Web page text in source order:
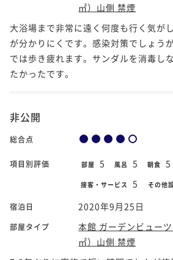
㎡）山側 禁煙
大浴場まで非常に遠く何度も行く気が
が分かりにくです。感染対策でしょう
では歩き疲れます。サンダルを消毒し
たかったです。
非公開
総合点
項目別評価 部屋 5 風呂 5 朝食 5
接客・サービス 5 その他
宿泊日 2020年9月25日
部屋タイプ
本館 ガーデンビュー
㎡）山側 禁煙